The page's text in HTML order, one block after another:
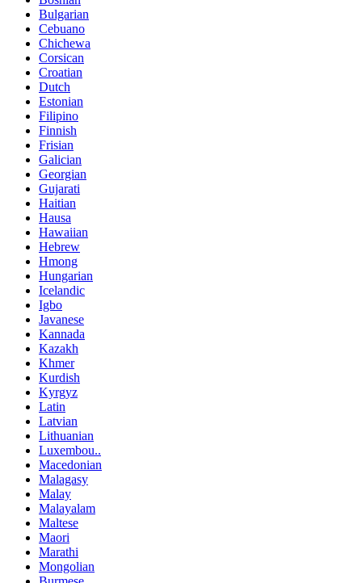
Bulgarian
Cebuano
Chichewa
Corsican
Croatian
Dutch
Estonian
Filipino
Finnish
Frisian
Galician
Georgian
Gujarati
Haitian
Hausa
Hawaiian
Hebrew
Hmong
Hungarian
Icelandic
Igbo
Javanese
Kannada
Kazakh
Khmer
Kurdish
Kyrgyz
Latin
Latvian
Lithuanian
Luxembou..
Macedonian
Malagasy
Malay
Malayalam
Maltese
Maori
Marathi
Mongolian